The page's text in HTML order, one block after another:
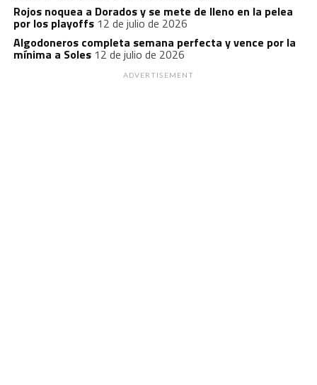
Rojos noquea a Dorados y se mete de lleno en la pelea
por los playoffs 12 de julio de 2026
Algodoneros completa semana perfecta y vence por la
mínima a Soles 12 de julio de 2026
ADVERTISEMENT